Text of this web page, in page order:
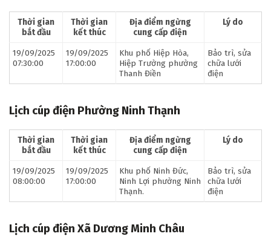
Thời gian
bắt đầu
Thời gian
kết thúc
Địa điểm ngừng
cung cấp điện
Lý do
19/09/2025
07:30:00
19/09/2025
17:00:00
Khu phố Hiệp Hòa,
Hiệp Trường phường
Thanh Điền
Bảo trì, sửa
chữa lưới
điện
Lịch cúp điện Phường Ninh Thạnh
Thời gian
bắt đầu
Thời gian
kết thúc
Địa điểm ngừng
cung cấp điện
Lý do
19/09/2025
08:00:00
19/09/2025
17:00:00
Khu phố Ninh Đức,
Ninh Lợi phường Ninh
Thạnh.
Bảo trì, sửa
chữa lưới
điện
Lịch cúp điện Xã Dương Minh Châu